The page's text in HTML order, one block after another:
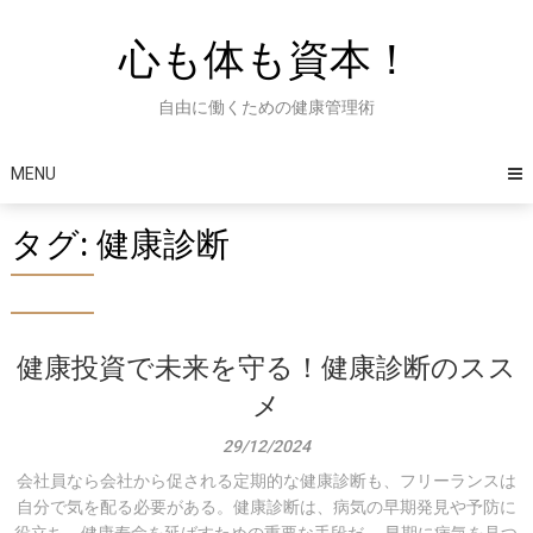
心も体も資本！
自由に働くための健康管理術
MENU
タグ: 健康診断
健康投資で未来を守る！健康診断のスス
メ
29/12/2024
会社員なら会社から促される定期的な健康診断も、フリーランスは
自分で気を配る必要がある。健康診断は、病気の早期発見や予防に